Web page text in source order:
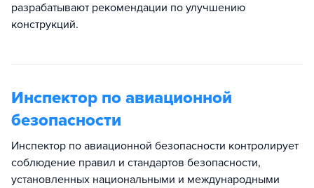
разрабатывают рекомендации по улучшению
конструкций.
Инспектор по авиационной
безопасности
Инспектор по авиационной безопасности контролирует
соблюдение правил и стандартов безопасности,
установленных национальными и международными